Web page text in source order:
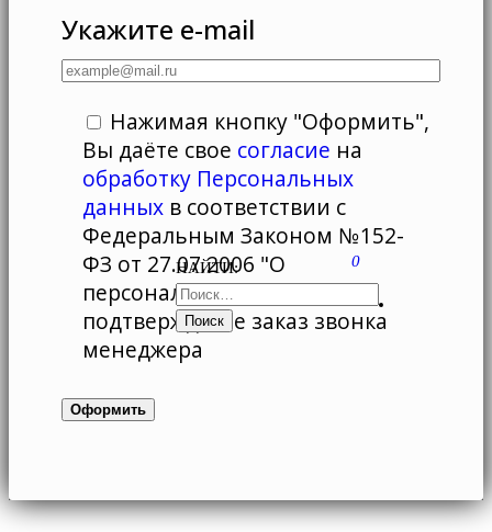
НАЙТИ: 0
Укажите e-mail
Нажимая кнопку "Оформить",
Вы даёте свое согласие на
обработку Персональных
данных в соответствии с
Федеральным Законом №152-
ФЗ от 27.07.2006 "О
персональных данных", и
подтверждаете заказ звонка
менеджера